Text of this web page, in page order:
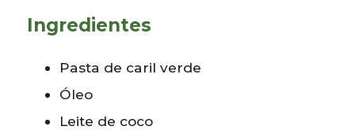
Ingredientes
Pasta de caril verde
Óleo
Leite de coco